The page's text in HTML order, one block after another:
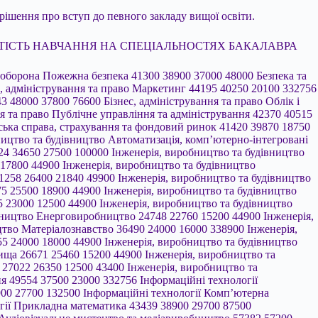
про вступ до певного закладу вищої освіти.
ВАРТІСТЬ НАВЧАННЯ НА СПЕЦІАЛЬНОСТЯХ БАКАЛАВРА
59900 Безпека та оборона Цивільна безпека 29936 27600 19000 47000 Бізнес, адміністрування та право Маркетинг 44195 40250 20100 332756 Бізнес, адміністрування та право Менеджмент 42969 40600 16500 332756 Бізнес, адміністрування та право Міжнародне право 50443 48000 37800 76600 Бізнес, адміністрування та право Облік і оподаткування 40819 40508 18750 89900 Бізнес, адміністрування та право Право 43246 41142 16000 147000 Бізнес, адміністрування та право Публічне управління та адміністрування 42370 40515 21950 76600 Бізнес, адміністрування та право Торгівля 42426 42200 26600 67600 Бізнес, адміністрування та право Фінанси, банківська справа, страхування та фондовий ринок 41420 39870 18750 332756 Інженерія, виробництво та будівництво Авіаційна та ракетно-космічна техніка 28188 22300 16000 85000 Інженерія, виробництво та будівництво Автоматизація, комп’ютерно-інтегровані технології та робототехніка 30202 28014 16000 147000 Інженерія, виробництво та будівництво Архітектура та містобудування 38824 34650 27500 100000 Інженерія, виробництво та будівництво Біомедична інженерія 29198 27500 18000 44900 Інженерія, виробництво та будівництво Біотехнології та біоінженерія 29735 28700 17800 44900 Інженерія, виробництво та будівництво Будівництво та цивільна інженерія 26671 25500 15300 44000 Інженерія, виробництво та будівництво Видавництво та поліграфія 31258 26400 21840 49900 Інженерія, виробництво та будівництво Геодезія та землеустрій 28099 27900 13000 49800 Інженерія, виробництво та будівництво Гірництво та нафтогазові технології 27375 25500 18900 44900 Інженерія, виробництво та будівництво Деревообробні та меблеві технології 24114 23460 20734 28800 Інженерія, виробництво та будівництво Електрична інженерія 24885 23000 12500 44900 Інженерія, виробництво та будівництво Електроніка, електронні комунікації, приладобудування та радіотехніка 29041 24900 16000 52300 Інженерія, виробництво та будівництво Енерговиробництво 24748 22760 15200 44900 Інженерія, виробництво та будівництво Інформаційно-вимірювальні технології 26838 24450 16000 44900 Інженерія, виробництво та будівництво Матеріалознавство 36490 24000 16000 338900 Інженерія, виробництво та будівництво Машинобудування 24656 23400 12500 87500 Інженерія, виробництво та будівництво Металургія 26655 24000 18000 44900 Інженерія, виробництво та будівництво Прикладна механіка 25701 23000 14000 44900 Інженерія, виробництво та будівництво Технології захисту навколишнього середовища 26671 25460 15200 44900 Інженерія, виробництво та будівництво Технології легкої промисловості 27343 29700 20000 34000 Інженерія, виробництво та будівництво Харчові технології 27022 26350 12500 43400 Інженерія, виробництво та будівництво Хімічні технології та інженерія 26224 24000 18000 44900 Інформаційні технології Інженерія програмного забезпечення 49554 37500 23000 332756 Інформаційні технології Інформаційні системи і технології 41581 36830 22100 105000 Інформаційні технології Кібербезпека та захист інформації 42679 37900 27700 132500 Інформаційні технології Комп’ютерна інженерія 40219 36750 15600 310000 Інформаційні технології Комп’ютерні науки 43478 37900 22000 147000 Інформаційні технології Прикладна математика 43439 38900 29700 87500 Інформаційні технології Системний аналіз та наука про дані 47212 33520 18000 332756 Культура, мистецтво та гуманітарні науки Аудіовізуальне мистецтво та медіавиробництво 57382 57200 26000 85500 Культура, мистецтво та гуманітарні науки Бібліотечна, інформаційна та архівна справа 29067 28400 18000 55000 Культура, мистецтво та гуманітарні науки Богослов’я 45628 24750 13500 147000 Культура, мистецтво та гуманітарні науки Декоративне мистецтво та ремесла 34880 33300 15400 48000 Культура, мистецтво та гуманітарні науки Дизайн 45477 39150 21500 85500 Культура, мистецтво та гуманітарні науки Історія та археологія 33095 28000 14500 147000 Культура, мистецтво та гуманітарні науки Культурологія та музеєзнавство 36174 32000 18000 147000 Культура, мистецтво та гуманітарні науки Музичне мистецтво 49169 54800 20800 63741 Культура, мистецтво та гуманітарні науки Образотворче мистецтво та реставрація 35204 33600 20100 64400 Культура, мистецтво та гуманітарні науки Перформативні мистецтва 42730 38611 14500 85500 Культура, мистецтво та гуманітарні науки Релігієзнавство 28995 25350 21480 43800 Культура, мистецтво та гуманітарні науки Філологія (за спеціалізаціями) 41059 37650 19300 147000 Культура, мистецтво та гуманітарні науки Філософія 33994 32000 20734 60000 Освіта Дошкільна освіта 26650 25800 14500 45900 Освіта Початкова освіта 28840 26100 14500 60000 Освіта Професійна освіта 26060 25500 14500 43320 Освіта Середня освіта 28117 27900 14500 95940 Освіта Спеціальна освіта 27886 27500 14500 45150 Освіта Фізична культура і спорт 28489 28200 14500 43200 Охорона здоров’я та соціальне забезпечення Громадське здоров’я 37834 37200 26000 49420 Охорона здоров’я та соціальне забезпечення Дитячі та молодіжні служби 30533 27600 26500 37500 Охорона здоров’я та соціальне забезпечення Медицина 52534 52600 34000 89400 Охорона здоров’я та соціальне забезпечення Медична психологія 44545 43300 28800 69500 Охорона здоров’я та соціальне забезпечення Медсестринство 35434 34000 20000 73000 Охорона здоров’я та соціальне забезпечення Педіатрія 47373 46150 30670 61600 Охорона здоров’я та соціальне забезпечення Соціальна робота та консультування 30367 28000 14500 147000 Охорона здоров’я та соціальне забезпечення Стоматологія 55142 55400 35000 80072 Охорона здоров’я та соціальне забезпечення Терапія та реабілітація 35917 36000 19400 60000 Охорона здоров’я та соціальне забезпечення Технології медичної діагностики та лікування 38270 36500 21460 61300 Охорона здоров’я та соціальне забезпечення Фармація 42551 42318 30000 58700 Природничі науки, математика та статистика Біологія та біохімія 30404 31000 14500 47000 Природничі науки, математика та статистика Екологія 27247 26450 12500 47000 Природничі науки, математика та статистика Математика 35269 35300 18000 87500 Природничі науки, математика та статистика Науки про Землю 33471 34010 19700 45400 Природничі науки, математика та статистика Прикладна фізика та наноматеріали 32191 32000 18000 44900 Природничі науки, математика та статистика Статистика 36119 35700 18000 66755 Природничі науки, математика та статистика Фізика та астрономія 34972 35300 18000 44900 Природничі науки, математика та статистика Хімія 30797 31050 18000 45000 Сільське, лісове, рибне господарство та ветеринарна медицина Агроінженерія 24634 23250 12500 38900 Сільське, лісове, рибне господарство та ветеринарна медицина Агрономія 26103 26600 12500 38000 Сільське, лісове, рибне господарство та ветеринарна медицина Ветеринарна медицина 37508 35200 31000 49420 Сільське, лісове, рибне господарство та ветеринарна медицина Водні біоресурси та аквакультура 26004 26900 13000 35000 Сільське, лісове, рибне господарство та ветеринарна медицина Лісове господарство 26693 26600 12500 38000 Сільське, лісове, рибне господарство та ветеринарна медицина Садово-паркове господарство 25094 24750 12500 43800 Сільське, лісове, рибне господарство та ветеринарна медицина Тваринництво 23901 25000 12500 32000 Соціальні науки, журналістика та інформація